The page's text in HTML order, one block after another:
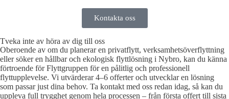
Kontakta oss
Tveka inte av höra av dig till oss
Oberoende av om du planerar en privatflytt, verksamhetsöverflyttning
eller söker en hållbar och ekologisk flyttlösning i Nybro, kan du känna
förtroende för Flyttgruppen för en pålitlig och professionell
flyttupplevelse. Vi utvärderar 4–6 offerter och utvecklar en lösning
som passar just dina behov. Ta kontakt med oss redan idag, så kan du
uppleva full trygghet genom hela processen – från första offert till sista